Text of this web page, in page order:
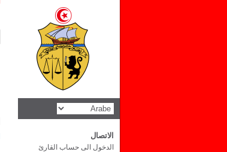
الاتصال
الدخول الى حساب القارئ